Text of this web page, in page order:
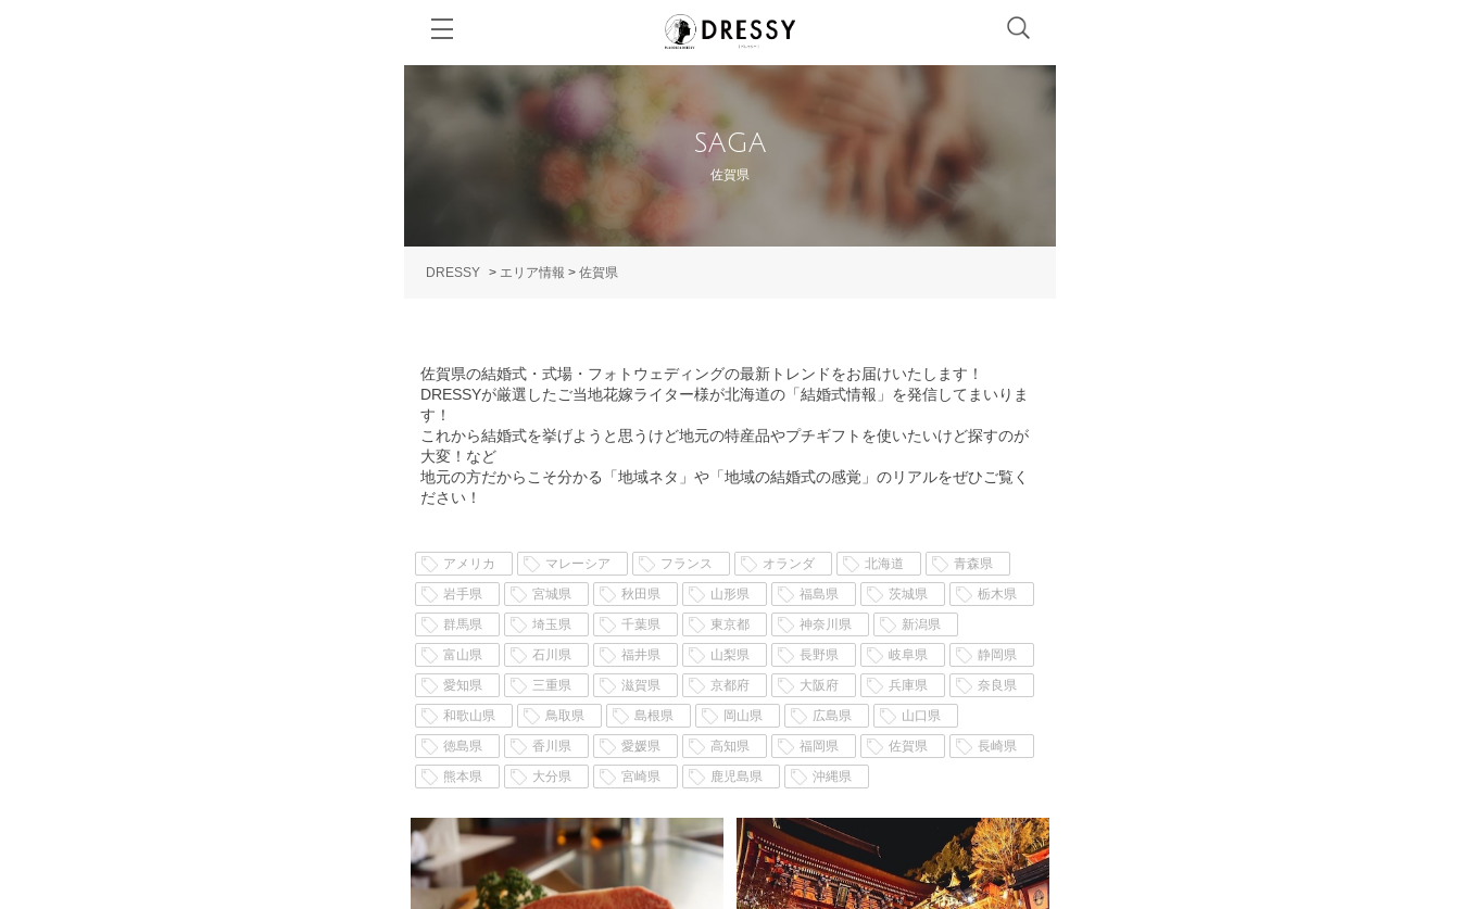
SAGA
佐賀県
DRESSY > エリア情報 > 佐賀県
佐賀県の結婚式・式場・フォトウェディングの最新トレンドをお届けいたします！
DRESSYが厳選したご当地花嫁ライター様が北海道の「結婚式情報」を発信してまいりま
す！
これから結婚式を挙げようと思うけど地元の特産品やプチギフトを使いたいけど探すのが
大変！など
地元の方だからこそ分かる「地域ネタ」や「地域の結婚式の感覚」のリアルをぜひご覧く
ださい！
アメリカ マレーシア フランス オランダ 北海道
青森県
岩手県
宮城県 秋田県 山形県 福島県 茨城県
栃木県
群馬県
埼玉県 千葉県 東京都 神奈川県
新潟県
富山県
石川県 福井県 山梨県 長野県 岐阜県
静岡県
愛知県
三重県 滋賀県 京都府 大阪府 兵庫県
奈良県
和歌山県
鳥取県 島根県 岡山県 広島県
山口県
徳島県
香川県 愛媛県 高知県 福岡県 佐賀県
長崎県
熊本県
大分県 宮崎県 鹿児島県 沖縄県